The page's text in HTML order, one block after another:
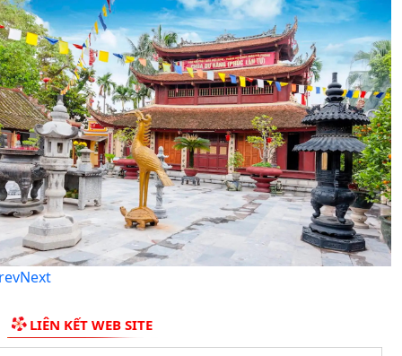
Next
LIÊN KẾT WEB SITE